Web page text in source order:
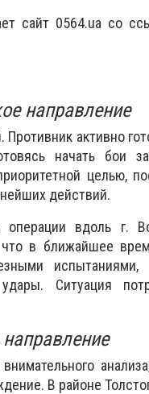
сайт 0564.ua со
направление
активно
начать бои
целью,
действий.
вдоль г.
в ближайшее
испытаниями,
Ситуация
В районе